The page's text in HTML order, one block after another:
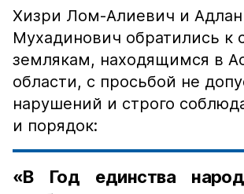
Хизри Лом-Алиевич и Адлан
Мухадинович обратились к
землякам, находящимся в
области, с просьбой не
нарушений и строго
и порядок:
«В Год единства